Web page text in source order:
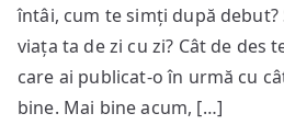
din
lumea
imaginată
mine
întâi, cum te simți după debut?
viața ta de zi cu zi? Cât de des
care ai publicat-o în urmă cu
bine. Mai bine acum, […]